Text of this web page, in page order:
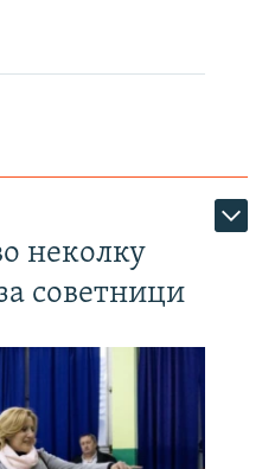
неколку
советници